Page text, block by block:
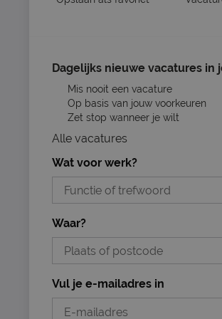
Dagelijks nieuwe vacatures in
Mis nooit een vacature
Op basis van jouw voorkeuren
Zet stop wanneer je wilt
Alle vacatures
Wat voor werk?
Waar?
Vul je e-mailadres in